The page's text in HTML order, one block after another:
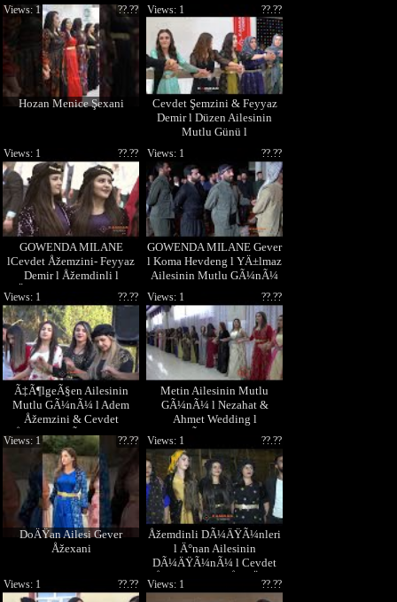
Hozan Menice Şexani
??.??
Views: 1
Cevdet Şemzini & Feyyaz
Demir l Düzen Ailesinin
Mutlu Günü l
??.??
Views: 1
GOWENDA MILANE
lCevdet Åžemzini- Feyyaz
Demir l Åžemdinli l
YÄ±lmaz Ailesinin Mutlu
GÃ¼nÃ¼
??.??
Views: 1
GOWENDA MILANE Gever
l Koma Hevdeng l YÄ±lmaz
Ailesinin Mutlu GÃ¼nÃ¼
??.??
Views: 1
Ã‡Ã¶lgeÃ§en Ailesinin
Mutlu GÃ¼nÃ¼ l Adem
Åžemzini & Cevdet
Åžemzini YÃ¼ksekova
??.??
Views: 1
Metin Ailesinin Mutlu
GÃ¼nÃ¼ l Nezahat &
Ahmet Wedding l
YÃ¼ksekova
DÃ¼ÄŸÃ¼nleri l
??.??
Views: 1
DoÄŸan Ailesi Gever
Åžexani
??.??
Views: 1
Åžemdinli DÃ¼ÄŸÃ¼nleri
l Ä°nan Ailesinin
DÃ¼ÄŸÃ¼nÃ¼ l Cevdet
Åžemzini- Hoy ÅželÄ±m
??.??
Views: 1
??.??
Views: 1 ??.??
Views: 1